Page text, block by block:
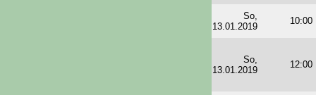
So,
13.01.2019
10:00
So,
13.01.2019
12:00